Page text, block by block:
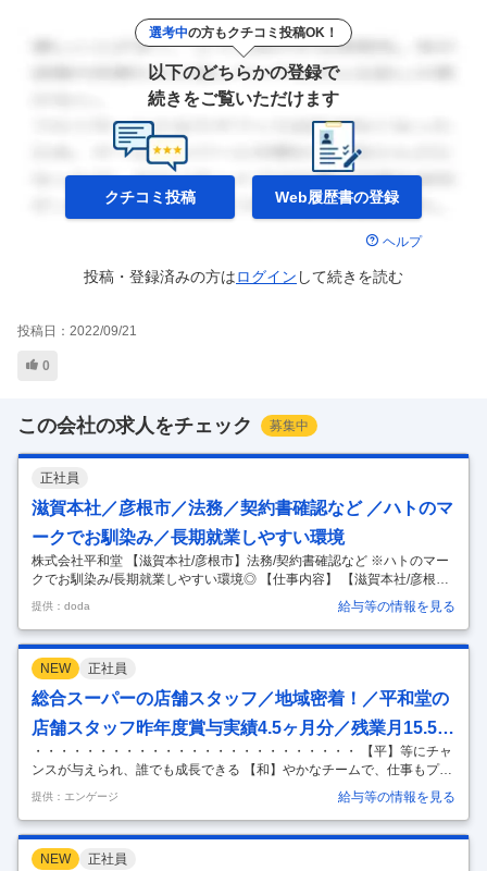
選考中の方もクチコミ投稿OK！
以下のどちらかの登録で
続きをご覧いただけます
クチコミ投稿 Web履歴書の登録
ヘルプ
投稿・登録済みの方はログイン して続きを読む
投稿日： 2022/09/21
0
この会社の求人をチェック 募集中
正社員
滋賀本社／彦根市／法務／契約書確認など ／ハトのマ
ークでお馴染み／長期就業しやすい環境
株式会社平和堂 【滋賀本社/彦根市】法務/契約書確認など ※ハトのマー
クでお馴染み/長期就業しやすい環境◎ 【仕事内容】 【滋賀本社/彦根
市】法務/契約書確認など ※ハトのマークでお馴染み/長期就業しやすい
環境◎ 【具体的な仕事内容】 ＜地域に愛されるハトのマークの総合スー
パー/長期就業◎＞ ■職務内容： 法務担当として下記業務をお任せしま
す。 (1)法務に関する事項 ・法規、訴訟等の業務および調査研究（会社
法、民法、独占禁止法、下請法等） ・契約書の点検に関する業務（契約
書チェック、ひな形の作成、修正） ・許認可届出に関する業務（防火管
理、酒類販売、医療機器、古物商等） ・弁護士、司法書士、 …
提供：doda 給与等の情報を見る
NEW 正社員
総合スーパーの店舗スタッフ／地域密着！／平和堂の
店舗スタッフ昨年度賞与実績4.5ヶ月分／残業月15.5時
間・・・・・・・・・・・・・・・・・・・・・・・・・ 【平】等にチャ
ンスが与えられ、誰でも成長できる 【和】やかなチームで、仕事もプラ
イベートも充実 【堂】々と信頼される職場で、地域貢献を実現しよう
・・・・・・・・・・・・・・・・・・・・・・・・・ 【平和堂のおす
すめポイント】 ◆年間休日117日！長期連休も取得可能 ーｖ－ー 当社で
はAIを導入した働き方改革で年間休日117日を記録しています。 また、
長期連休も制度として整っているので、旅行や趣味を楽しめます。 ◆幅
提供：エンゲージ 給与等の情報を見る
NEW 正社員